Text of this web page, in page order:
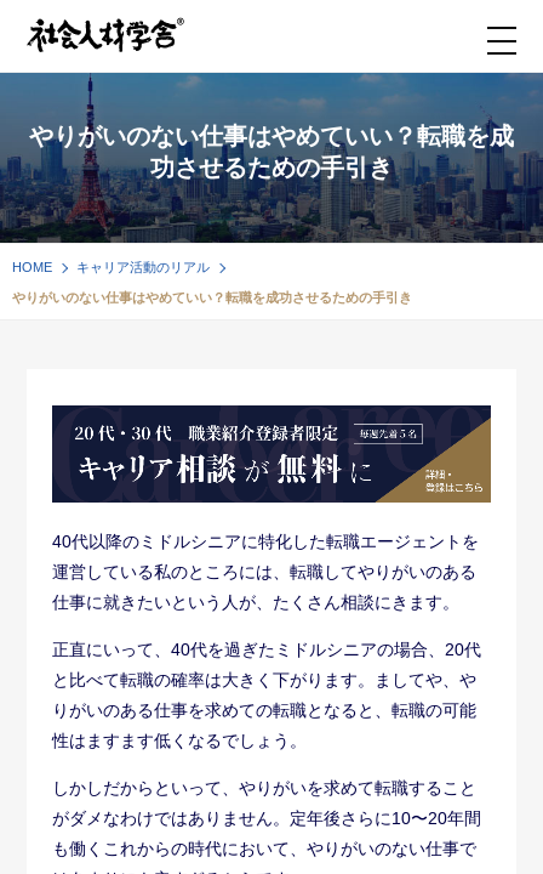
やりがいのない仕事はやめていい？転職を成
功させるための手引き
HOME キャリア活動のリアル
やりがいのない仕事はやめていい？転職を成功させるための手引き
40代以降のミドルシニアに特化した転職エージェントを
運営している私のところには、転職してやりがいのある
仕事に就きたいという人が、たくさん相談にきます。
正直にいって、40代を過ぎたミドルシニアの場合、20代
と比べて転職の確率は大きく下がります。ましてや、や
りがいのある仕事を求めての転職となると、転職の可能
性はますます低くなるでしょう。
しかしだからといって、やりがいを求めて転職すること
がダメなわけではありません。定年後さらに10〜20年間
も働くこれからの時代において、やりがいのない仕事で